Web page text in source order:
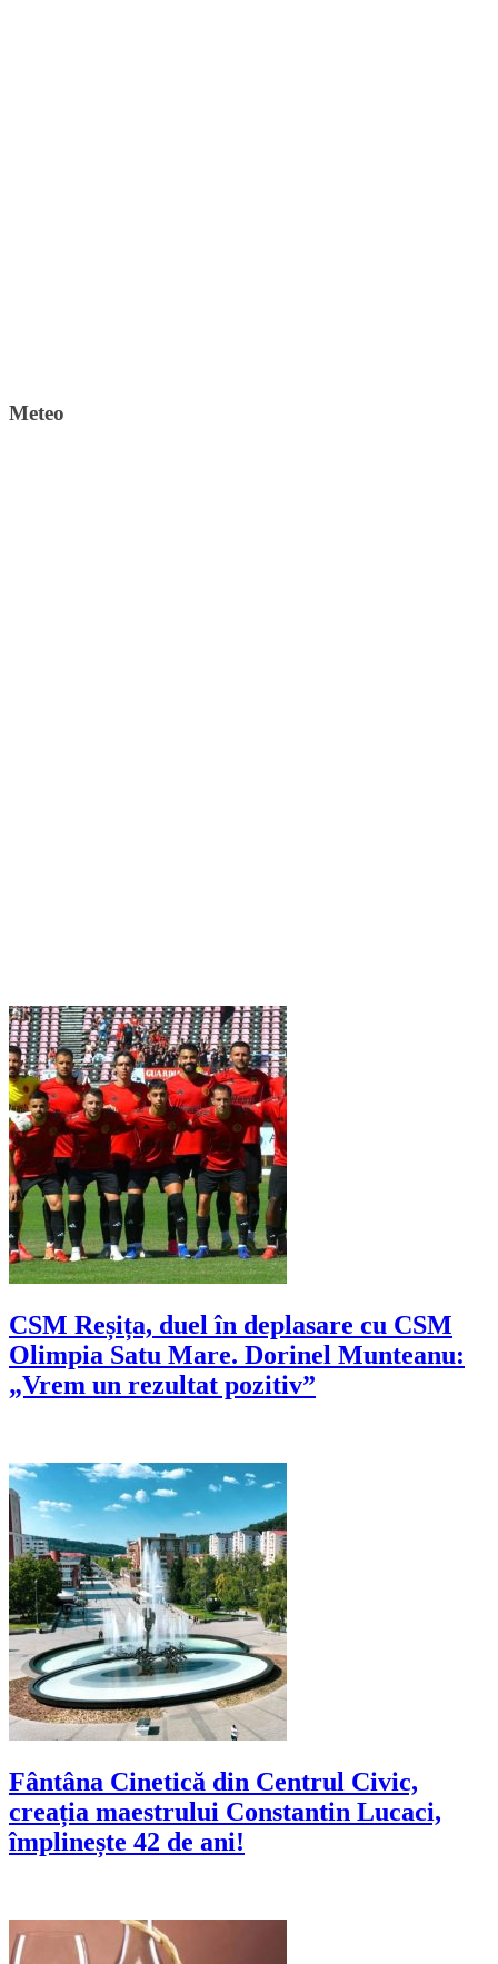
Meteo
CSM Reșița, duel în deplasare cu CSM
Olimpia Satu Mare. Dorinel Munteanu:
„Vrem un rezultat pozitiv”
Fântâna Cinetică din Centrul Civic,
creația maestrului Constantin Lucaci,
împlinește 42 de ani!